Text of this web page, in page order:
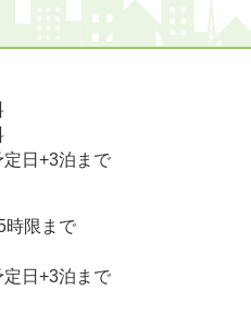
日+3泊まで
時限まで
日+3泊まで